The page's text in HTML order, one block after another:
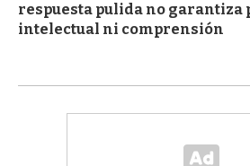
respuesta pulida no garantiza
intelectual ni comprensión